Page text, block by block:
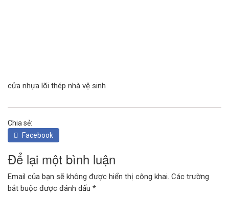
cửa nhựa lõi thép nhà vệ sinh
Chia sẻ:
Facebook
Để lại một bình luận
Email của bạn sẽ không được hiển thị công khai. Các trường
bắt buộc được đánh dấu *